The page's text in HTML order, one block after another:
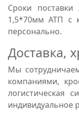
Сроки
1,5*70мм АТП с
персонально.
Доставка,
Мы
компаниями,
логистическая
индивидуальное